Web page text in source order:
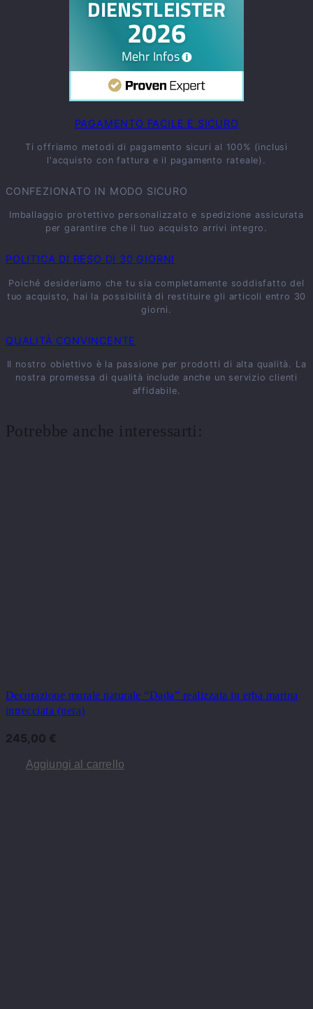
PAGAMENTO FACILE E SICURO
Ti offriamo metodi di pagamento sicuri al 100% (inclusi
l'acquisto con fattura e il pagamento rateale).
CONFEZIONATO IN MODO SICURO
Imballaggio protettivo personalizzato e spedizione assicurata
per garantire che il tuo acquisto arrivi integro.
POLITICA DI RESO DI 30 GIORNI
Poiché desideriamo che tu sia completamente soddisfatto del
tuo acquisto, hai la possibilità di restituire gli articoli entro 30
giorni.
QUALITÀ CONVINCENTE
Il nostro obiettivo è la passione per prodotti di alta qualità. La
nostra promessa di qualità include anche un servizio clienti
affidabile.
Potrebbe anche interessarti:
Decorazione murale naturale “Dada” realizzata in erba marina
intrecciata (nera)
245,00 €
Aggiungi al carrello